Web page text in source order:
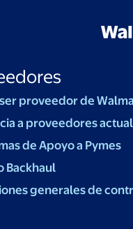
proveedor de
a proveedores
de Apoyo a Pymes
Backhaul
generales de